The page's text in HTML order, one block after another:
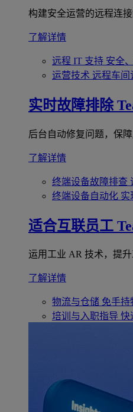
构建安全运营的远程连接
了解详情
远程 IT 支持 安全
运营技术 远程车间
实时故障排除
后台自动修复问题，保障
了解详情
终端设备故障排查
终端设备自动化 实
适合互联员工
运用工业 AR 技术，提升
了解详情
物流与仓储 免手持
培训与入职指导 快